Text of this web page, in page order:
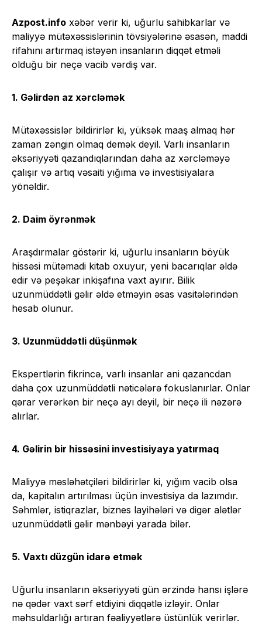
Azpost.info xəbər verir ki, uğurlu sahibkarlar və
maliyyə mütəxəssislərinin tövsiyələrinə əsasən, maddi
rifahını artırmaq istəyən insanların diqqət etməli
olduğu bir neçə vacib vərdiş var.
1. Gəlirdən az xərcləmək
Mütəxəssislər bildirirlər ki, yüksək maaş almaq hər
zaman zəngin olmaq demək deyil. Varlı insanların
əksəriyyəti qazandıqlarından daha az xərcləməyə
çalışır və artıq vəsaiti yığıma və investisiyalara
yönəldir.
2. Daim öyrənmək
Araşdırmalar göstərir ki, uğurlu insanların böyük
hissəsi mütəmadi kitab oxuyur, yeni bacarıqlar əldə
edir və peşəkar inkişafına vaxt ayırır. Bilik
uzunmüddətli gəlir əldə etməyin əsas vasitələrindən
hesab olunur.
3. Uzunmüddətli düşünmək
Ekspertlərin fikrincə, varlı insanlar ani qazancdan
daha çox uzunmüddətli nəticələrə fokuslanırlar. Onlar
qərar verərkən bir neçə ayı deyil, bir neçə ili nəzərə
alırlar.
4. Gəlirin bir hissəsini investisiyaya yatırmaq
Maliyyə məsləhətçiləri bildirirlər ki, yığım vacib olsa
da, kapitalın artırılması üçün investisiya da lazımdır.
Səhmlər, istiqrazlar, biznes layihələri və digər alətlər
uzunmüddətli gəlir mənbəyi yarada bilər.
5. Vaxtı düzgün idarə etmək
Uğurlu insanların əksəriyyəti gün ərzində hansı işlərə
nə qədər vaxt sərf etdiyini diqqətlə izləyir. Onlar
məhsuldarlığı artıran fəaliyyətlərə üstünlük verirlər.